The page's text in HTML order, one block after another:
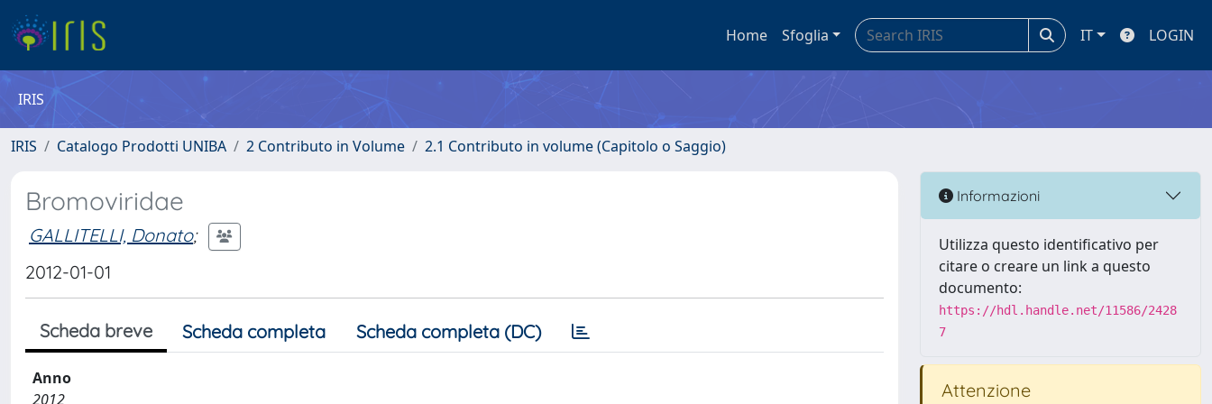
Home Sfoglia IT LOGIN
IRIS
IRIS Catalogo Prodotti UNIBA 2 Contributo in Volume 2.1 Contributo in volume (Capitolo o Saggio)
Bromoviridae
GALLITELLI, Donato;
2012-01-01
Scheda breve Scheda completa Scheda completa (DC)
Anno
2012
Informazioni
Utilizza questo identificativo per
citare o creare un link a questo
documento:
https://hdl.handle.net/11586/2428
7
Attenzione